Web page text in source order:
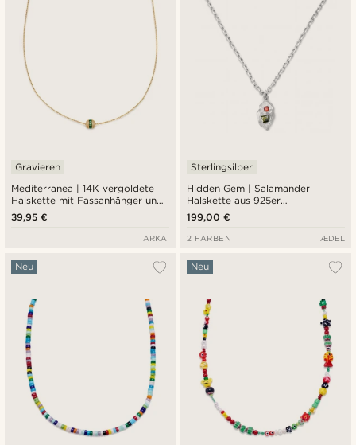
Mediterranea | 14K vergoldete
Halskette mit Fassanhänger und
smaragdgrünem Zirkonia-Pavé
Gravieren
39,95 €
ARKAI
Hidden Gem | Salamander
Halskette aus 925er
Sterlingsilber
Sterlingsilber
199,00 €
2 FARBEN ÆDEL
Neu Neu